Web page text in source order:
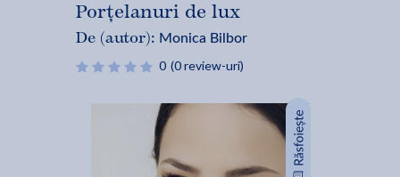
Porțelanuri de lux
De (autor): Monica Bilbor
0 (0 review-uri)